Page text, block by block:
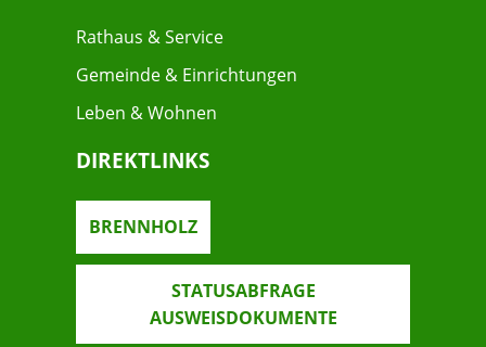
Rathaus & Service
Gemeinde & Einrichtungen
Leben & Wohnen
DIREKTLINKS
BRENNHOLZ
STATUSABFRAGE
AUSWEISDOKUMENTE